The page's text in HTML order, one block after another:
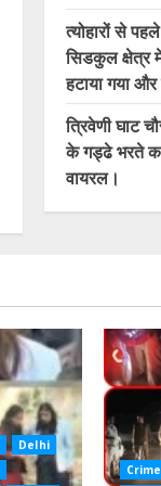
त्योहारों से
सिडकुल क्षेत्र
हटाया गया
त्रिवेणी घाट
के गड्ढे भरते
वायरल।
Delhi
Crime